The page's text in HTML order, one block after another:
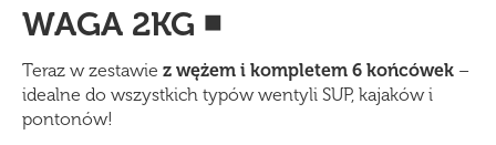
WAGA 2KG ◾
Teraz w zestawie z wężem i kompletem 6 końcówek –
idealne do wszystkich typów wentyli SUP, kajaków i
pontonów!